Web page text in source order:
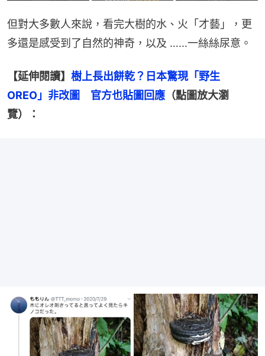
但對大多數人來說，看完大樹的水、火「才藝」，更
多還是感受到了自然的神奇，以及 ……一絲絲尿意。
【延伸閱讀】 樹上長出餅乾？日本驚現「野生
OREO」非改圖　官方也貼圖回應 （點圖放大瀏
覽）：